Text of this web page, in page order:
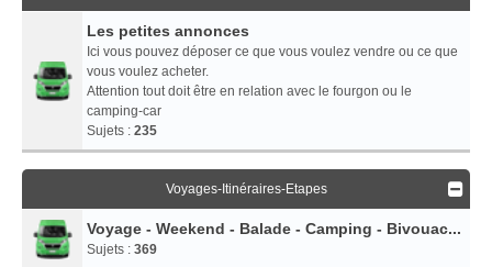
Les petites annonces
Ici vous pouvez déposer ce que vous voulez vendre ou ce que
vous voulez acheter.
Attention tout doit être en relation avec le fourgon ou le
camping-car
Sujets : 235
Voyages-Itinéraires-Etapes
Voyage - Weekend - Balade - Camping - Bivouac...
Sujets : 369